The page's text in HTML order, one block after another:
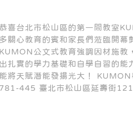
恭喜台北市松山區的第一間教室
多關心教育的賓和家長們蒞臨開幕
KUMON公文式教育強調因材施教
出扎實的學力基礎和自學自習的
能將天賦潛能發揚光大！
781-445 臺北市松山區延壽街